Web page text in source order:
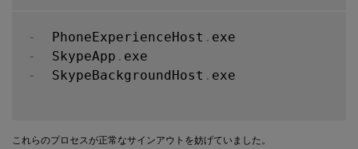
-
  PhoneExperienceHost
.
-
  SkypeApp
.
-
  SkypeBackgroundHost
. exe
これらのプロセスが正常なサインアウトを妨げていました。